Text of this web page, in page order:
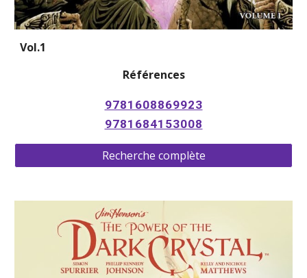
Vol.1
Références
9781608869923
9781684153008
Recherche complète